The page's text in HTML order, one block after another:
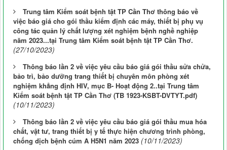
Trung tâm Kiểm soát bệnh tật TP Cần Thơ thông báo về
việc báo giá cho gói thầu kiểm định các máy, thiết bị phụ vụ
công tác quản lý chất lượng xét nghiệm bệnh nghề nghiệp
năm 2023...tại Trung tâm Kiểm soát bệnh tật TP Cần Thơ.
(27/10/2023)
Thông báo lần 2 về việc yêu cầu báo giá gói thầu sửa chửa,
bảo trì, bảo dưỡng trang thiết bị chuyên môn phòng xét
nghiệm khẳng định HIV, mục B- Hoạt động 2..tại Trung tâm
Kiểm soát bệnh tật TP Cần Thơ (TB 1923-KSBT-DVTYT.pdf)
(10/11/2023)
Thông báo lần 2 về việc yêu cầu báo giá gói thầu mua hóa
chất, vật tư, trang thiết bị y tế thực hiện chương trình phòng,
chống dịch bệnh cúm A H5N1 năm 2023 (10/11/2023)